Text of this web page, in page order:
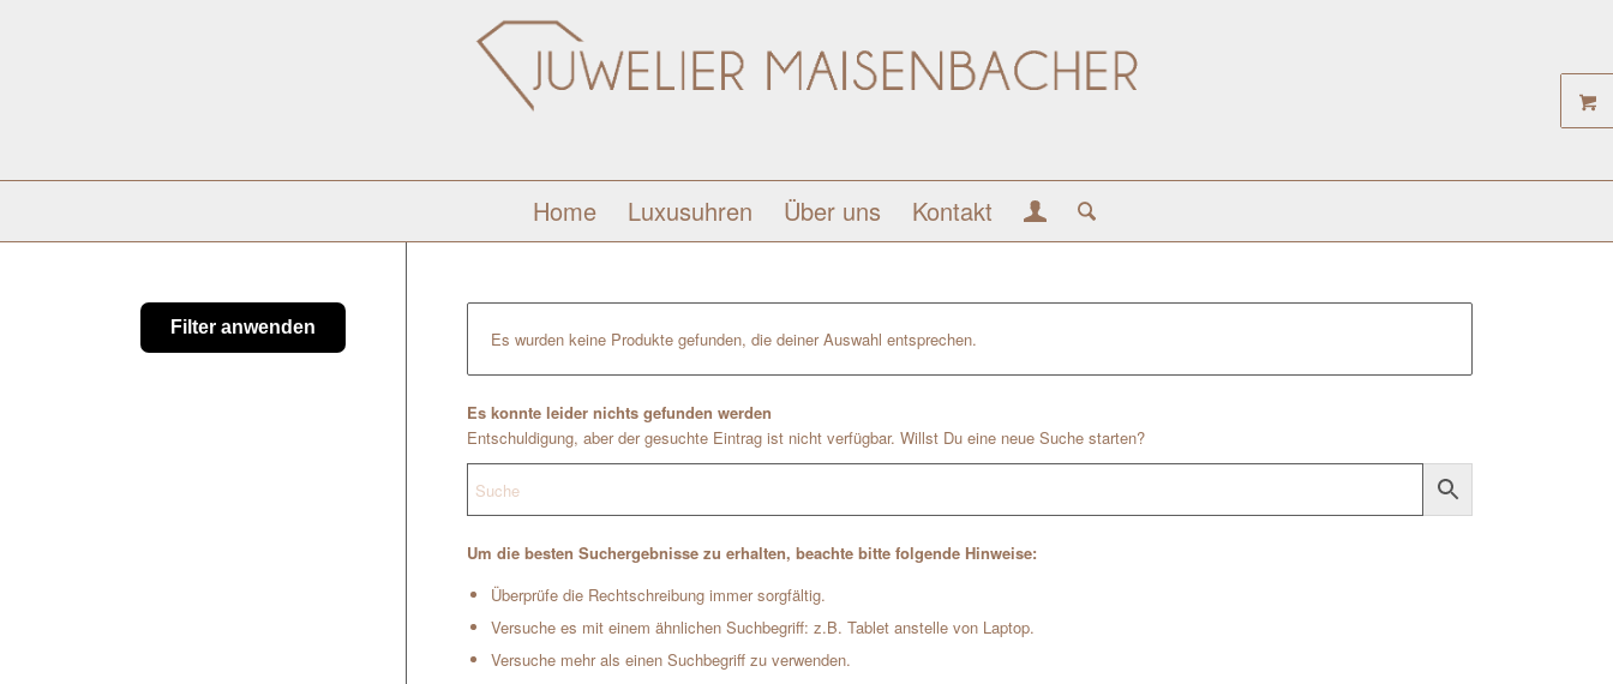
Home Luxusuhren Über uns Kontakt
Es wurden keine Produkte gefunden, die deiner Auswahl entsprechen.
Es konnte leider nichts gefunden werden
Entschuldigung, aber der gesuchte Eintrag ist nicht verfügbar. Willst Du eine neue Suche starten?
Um die besten Suchergebnisse zu erhalten, beachte bitte folgende Hinweise:
Überprüfe die Rechtschreibung immer sorgfältig.
Versuche es mit einem ähnlichen Suchbegriff: z.B. Tablet anstelle von Laptop.
Versuche mehr als einen Suchbegriff zu verwenden.
Filter anwenden